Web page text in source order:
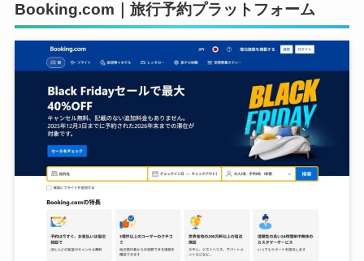
Booking.com｜旅行予約プラットフォーム